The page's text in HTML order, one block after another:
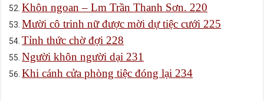
Khôn ngoan – Lm Trần Thanh Sơn. 220
Mười cô trinh nữ được mời dự tiệc cưới 225
Tỉnh thức chờ đợi 228
Người khôn người dại 231
Khi cánh cửa phòng tiệc đóng lại 234